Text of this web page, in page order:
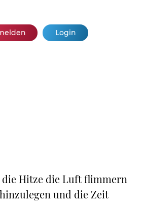
Login
die Hitze die Luft flimmern
und die Zeit